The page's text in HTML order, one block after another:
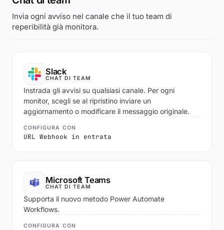
Invia ogni avviso nel canale che il tuo team di
reperibilità già monitora.
Slack
CHAT DI TEAM
Instrada gli avvisi su qualsiasi canale. Per ogni
monitor, scegli se al ripristino inviare un
aggiornamento o modificare il messaggio originale.
CONFIGURA CON
URL Webhook in entrata
Microsoft Teams
CHAT DI TEAM
Supporta il nuovo metodo Power Automate
Workflows.
CONFIGURA CON